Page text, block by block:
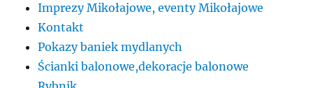
Imprezy Mikołajowe, eventy Mikołajowe
Kontakt
Pokazy baniek mydlanych
Ścianki balonowe,dekoracje balonowe